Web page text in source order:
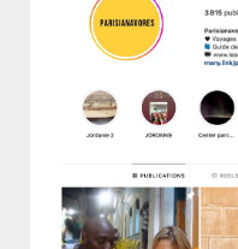
18 Cité